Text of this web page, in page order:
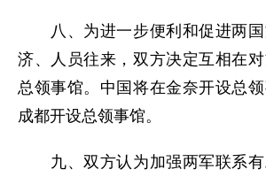
八、为进一步便利和促进两国
济、人员往来，双方决定互相在
总领事馆。中国将在金奈开设总
成都开设总领事馆。
九、双方认为加强两军联系有